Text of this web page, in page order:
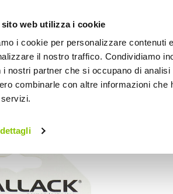
sito web utilizza i cookie
i cookie per personalizzare contenuti
il nostro traffico. Condividiamo
i nostri partner che si occupano di
combinarle con altre informazioni
OUTDOOR